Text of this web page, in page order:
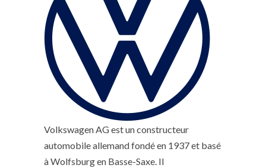
Volkswagen AG est un constructeur
automobile allemand fondé en 1937 et basé
à Wolfsburg en Basse-Saxe. Il